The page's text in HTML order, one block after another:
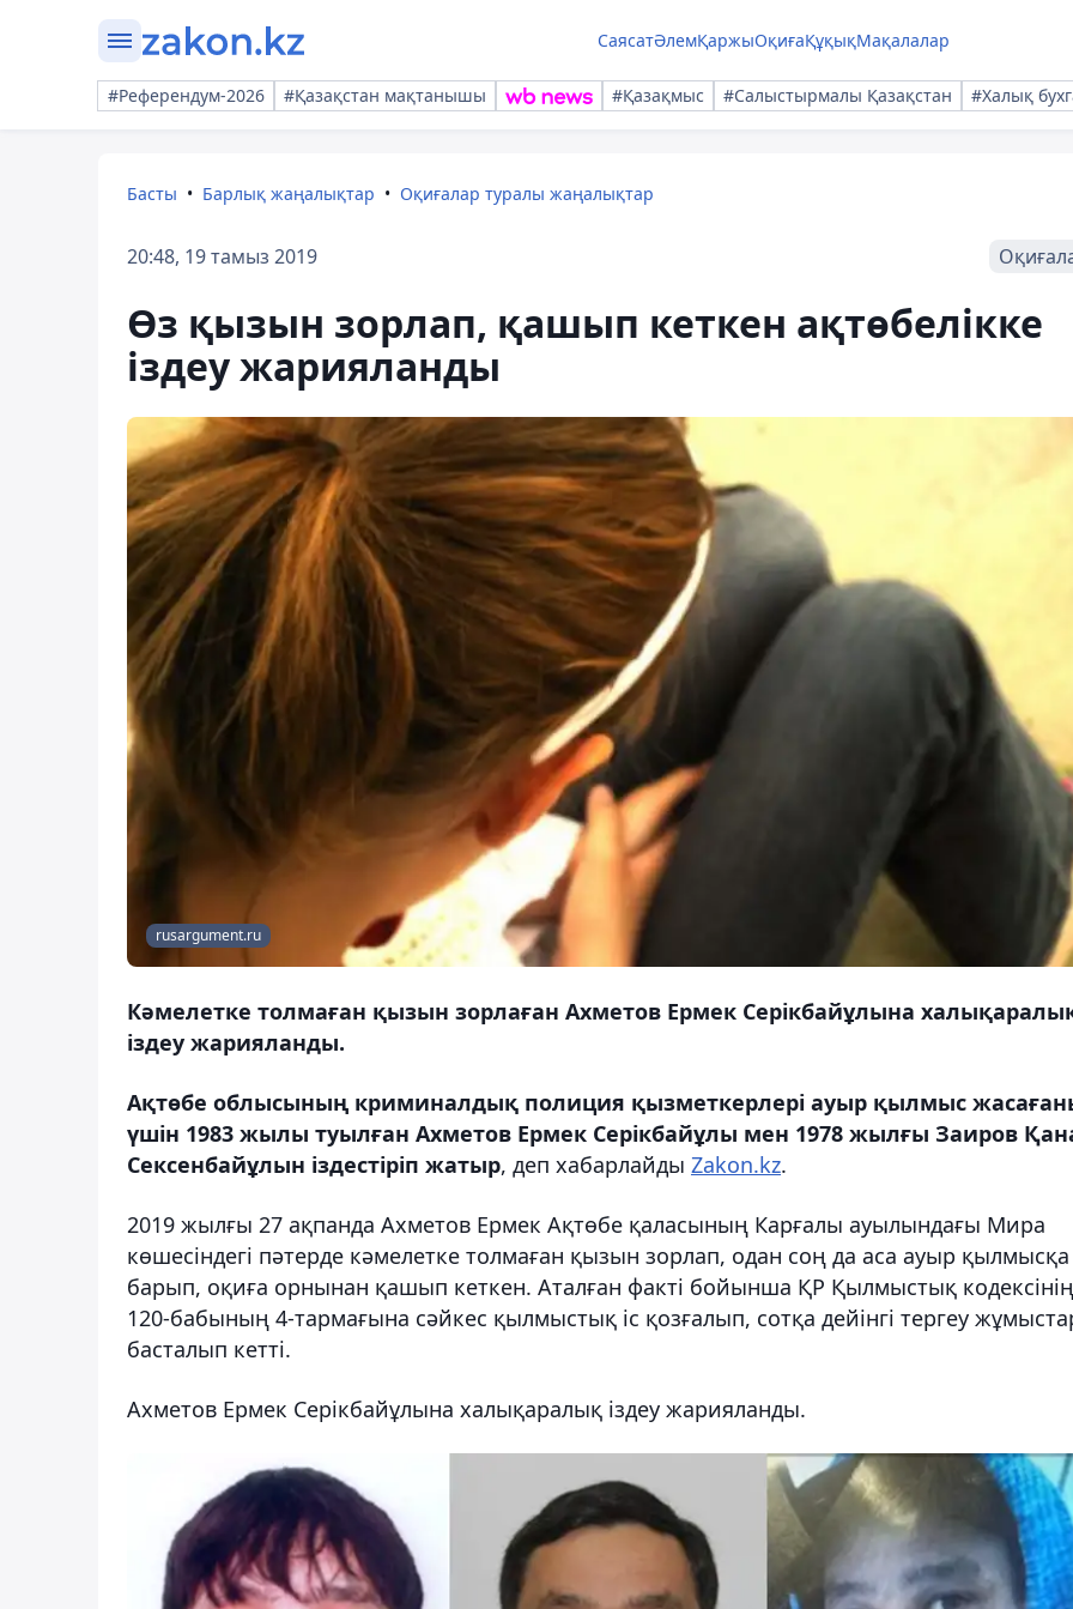
СаясатӘлемҚаржыОқиғаҚұқықМақалалар
#Референдум-2026 #Қазақстан мақтанышы #Қазақмыс #Салыстырмалы Қазақстан #Халық
Басты Барлық жаңалықтар Оқиғалар туралы жаңалықтар
20:48, 19 тамыз 2019
Өз қызын зорлап, қашып кеткен ақтөбелікке
іздеу жарияланды
rusargument.ru
Кәмелетке толмаған қызын зорлаған Ахметов Ермек Серікбайұлына
іздеу жарияланды.
Ақтөбе облысының криминалдық полиция қызметкерлері ауыр қылмыс
үшін 1983 жылы туылған Ахметов Ермек Серікбайұлы мен 1978 жылғы Заиров
Сексенбайұлын іздестіріп жатыр, деп хабарлайды Zakon.kz.
2019 жылғы 27 ақпанда Ахметов Ермек Ақтөбе қаласының Карғалы ауылындағы Мира
көшесіндегі пәтерде кәмелетке толмаған қызын зорлап, одан соң да аса ауыр қылмысқа
барып, оқиға орнынан қашып кеткен. Аталған факті бойынша ҚР Қылмыстық кодексінің
120-бабының 4-тармағына сәйкес қылмыстық іс қозғалып, сотқа дейінгі тергеу
басталып кетті.
Ахметов Ермек Серікбайұлына халықаралық іздеу жарияланды.